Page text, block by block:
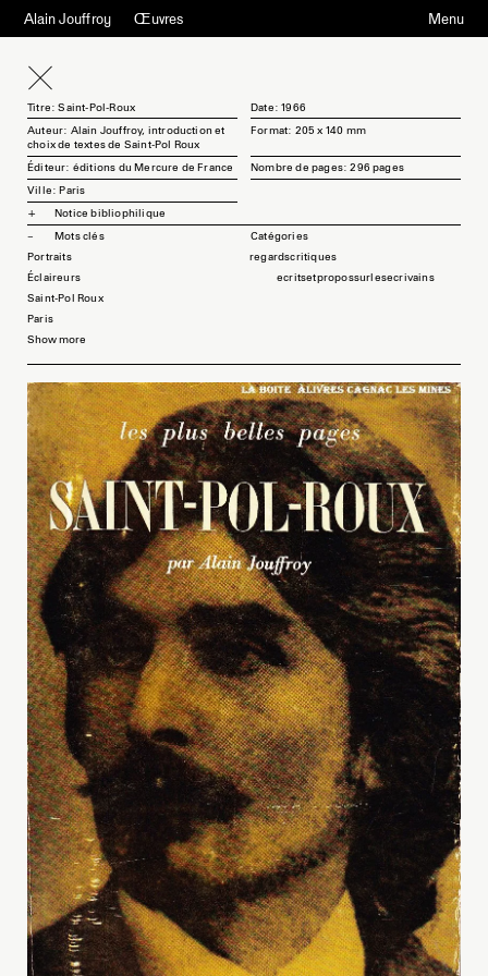
Alain Jouffroy Œuvres Menu
Titre: Saint-Pol-Roux
Date: 1966
Auteur: Alain Jouffroy, introduction et
choix de textes de Saint-Pol Roux
Format: 205 x 140 mm
Éditeur: éditions du Mercure de France
Nombre de pages: 296 pages
Ville: Paris
Notice bibliophilique
Mots clés
Portraits
Éclaireurs
Saint-Pol Roux
Paris
Show more
regardscritiques
ecritsetpropossurlesecrivains